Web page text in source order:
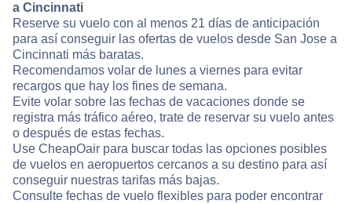
a Cincinnati
Reserve su vuelo con al menos 21 días de anticipación
para así conseguir las ofertas de vuelos desde San Jose a
Cincinnati más baratas.
Recomendamos volar de lunes a viernes para evitar
recargos que hay los fines de semana.
Evite volar sobre las fechas de vacaciones donde se
registra más tráfico aéreo, trate de reservar su vuelo antes
o después de estas fechas.
Use CheapOair para buscar todas las opciones posibles
de vuelos en aeropuertos cercanos a su destino para así
conseguir nuestras tarifas más bajas.
Consulte fechas de vuelo flexibles para poder encontrar